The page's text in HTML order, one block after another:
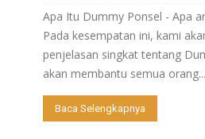
Apa Itu Dummy Ponsel - Apa
Pada kesempatan ini, kami
penjelasan singkat tentang
akan membantu semua orang...
Baca Selengkapnya